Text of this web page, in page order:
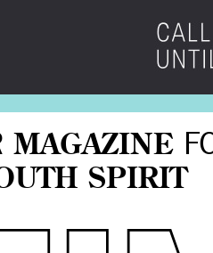
MAGAZINE
SPIRIT